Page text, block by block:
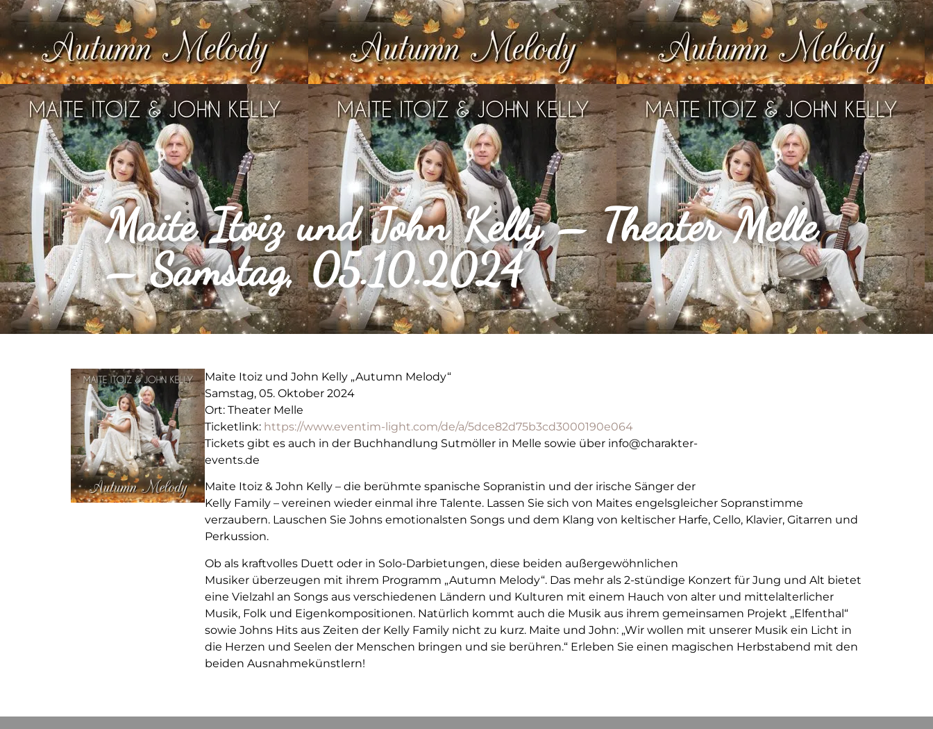
Maite Itoiz und John Kelly – Theater Melle
– Samstag, 05.10.2024
Maite Itoiz und John Kelly „Autumn Melody“
Samstag, 05. Oktober 2024
Ort: Theater Melle
Ticketlink: https://www.eventim-light.com/de/a/5dce82d75b3cd3000190e064
Tickets gibt es auch in der Buchhandlung Sutmöller in Melle sowie über info@charakter-
events.de
Maite Itoiz & John Kelly – die berühmte spanische Sopranistin und der irische Sänger der
Kelly Family – vereinen wieder einmal ihre Talente. Lassen Sie sich von Maites engelsgleicher Sopranstimme
verzaubern. Lauschen Sie Johns emotionalsten Songs und dem Klang von keltischer Harfe, Cello, Klavier, Gitarren und
Perkussion.
Ob als kraftvolles Duett oder in Solo-Darbietungen, diese beiden außergewöhnlichen
Musiker überzeugen mit ihrem Programm „Autumn Melody“. Das mehr als 2-stündige Konzert für Jung und Alt bietet
eine Vielzahl an Songs aus verschiedenen Ländern und Kulturen mit einem Hauch von alter und mittelalterlicher
Musik, Folk und Eigenkompositionen. Natürlich kommt auch die Musik aus ihrem gemeinsamen Projekt „Elfenthal“
sowie Johns Hits aus Zeiten der Kelly Family nicht zu kurz. Maite und John: „Wir wollen mit unserer Musik ein Licht in
die Herzen und Seelen der Menschen bringen und sie berühren.“ Erleben Sie einen magischen Herbstabend mit den
beiden Ausnahmekünstlern!